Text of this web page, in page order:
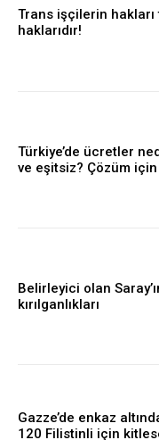
Trans işçilerin
haklarıdır!
Türkiye’de ücretler
ve eşitsiz? Çözüm için
Belirleyici olan
kırılganlıkları
Gazze’de enkaz
120 Filistinli için